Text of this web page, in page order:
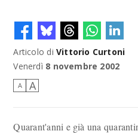
Articolo di Vittorio Curtoni
Venerdì 8 novembre 2002
A A
Quarant'anni e già una